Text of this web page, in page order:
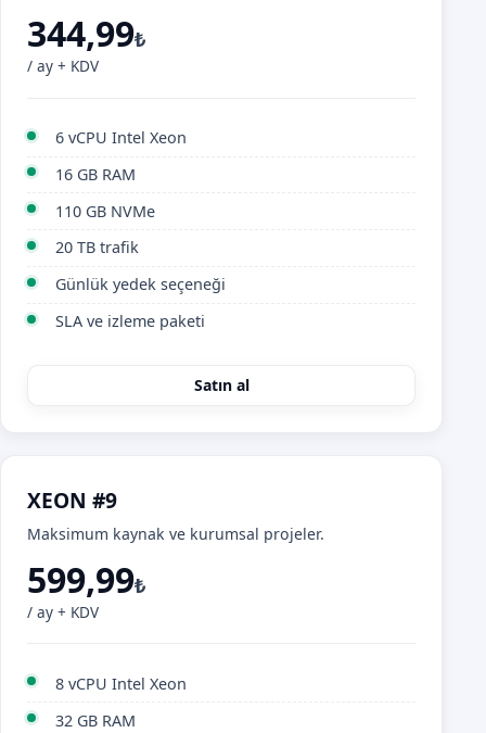
344,99₺
/ ay + KDV
6 vCPU Intel Xeon
16 GB RAM
110 GB NVMe
20 TB trafik
Günlük yedek seçeneği
SLA ve izleme paketi
Satın al
XEON #9
Maksimum kaynak ve kurumsal projeler.
599,99₺
/ ay + KDV
8 vCPU Intel Xeon
32 GB RAM